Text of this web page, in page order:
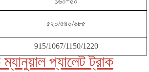
৫২০/৫৪০/৬৮৫
915/1067/1150/1220
প্যালেট ট্রাক